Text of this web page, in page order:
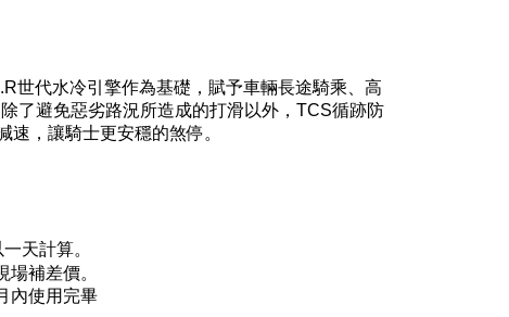
世代水冷引擎作為基礎，賦予車輛長途騎乘、高
了避免惡劣路況所造成的打滑以外，TCS循跡防
，讓騎士更安穩的煞停。
天計算。
補差價。
內使用完畢